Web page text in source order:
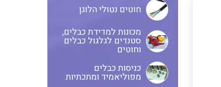
נתיכים למתח גבוה
ציוד לרשת חשמל מבודדים ומגני
ברק אביזרים לרשתות עיליות
בקרי טמפרטורה
תצוגת וצגים לאותות אנלוגיים
חוטים נטולי הלוגן
מכונות למדידת כבלים,
סטנדים לגלגול כבלים
וחוטים
כניסות כבלים
מפוליאמיד ומתכתיות